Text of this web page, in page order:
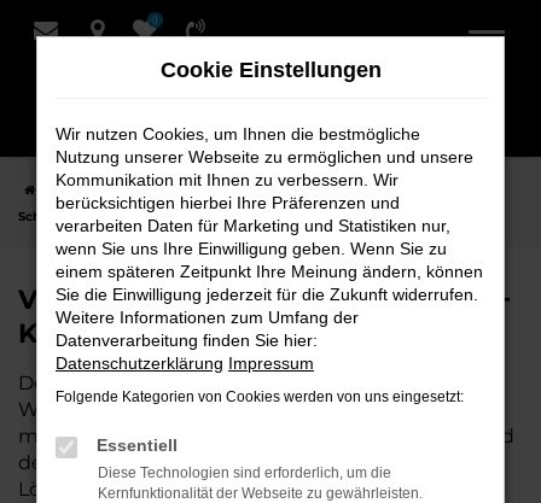
Zum
0
Startseite Weyhe VW VW T-Roc
VW T-Roc Neuwagen bei
Schmidt + Koch für Weyhe
VW T-Roc Neuwagen bei Schmidt +
Koch für Weyhe
Der VW T-Roc ist die perfekte Wahl für alle, die für
Weyhe einen Neuwagen suchen. Mit seiner
modernen Technik, seinem effizienten Antrieb und
dem stilvollen Design ist der T-Roc die ideale
Lösung für jeden, der ein zuverlässiges und
Cookie Einstellungen
Wir nutzen Cookies, um Ihnen die bestmögliche
Nutzung unserer Webseite zu ermöglichen und unsere
Kommunikation mit Ihnen zu verbessern. Wir
berücksichtigen hierbei Ihre Präferenzen und
verarbeiten Daten für Marketing und Statistiken nur,
wenn Sie uns Ihre Einwilligung geben. Wenn Sie zu
einem späteren Zeitpunkt Ihre Meinung ändern, können
Sie die Einwilligung jederzeit für die Zukunft widerrufen.
Weitere Informationen zum Umfang der
Datenverarbeitung finden Sie hier:
Datenschutzerklärung Impressum
Folgende Kategorien von Cookies werden von uns eingesetzt:
Essentiell
Diese Technologien sind erforderlich, um die
Kernfunktionalität der Webseite zu gewährleisten.